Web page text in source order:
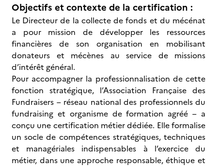
Objectifs et contexte de la certification :
Le Directeur de la collecte de fonds et du mécénat
a pour mission de développer les ressources
financières de son organisation en mobilisant
donateurs et mécènes au service de missions
d’intérêt général.
Pour accompagner la professionnalisation de cette
fonction stratégique, l’Association Française des
Fundraisers – réseau national des professionnels du
fundraising et organisme de formation agréé – a
conçu une certification métier dédiée. Elle formalise
un socle de compétences stratégiques, techniques
et managériales indispensables à l’exercice du
métier, dans une approche responsable, éthique et